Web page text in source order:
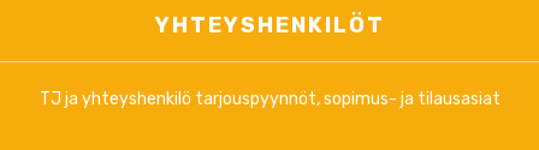
YHTEYSHENKILÖT
TJ ja yhteyshenkilö tarjouspyynnöt, sopimus- ja tilausasiat